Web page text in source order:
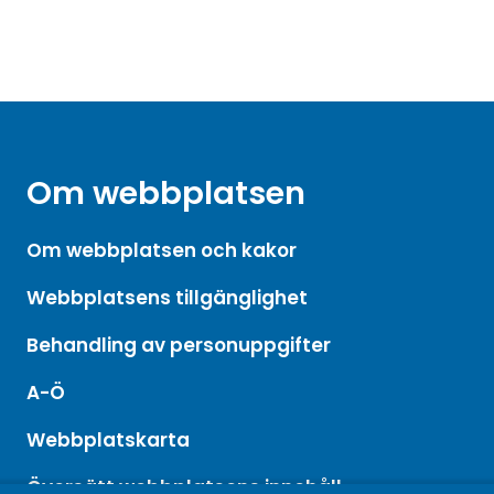
Om webbplatsen
Om webbplatsen och kakor
Webbplatsens tillgänglighet
Behandling av personuppgifter
A-Ö
Webbplatskarta
Översätt webbplatsens innehåll